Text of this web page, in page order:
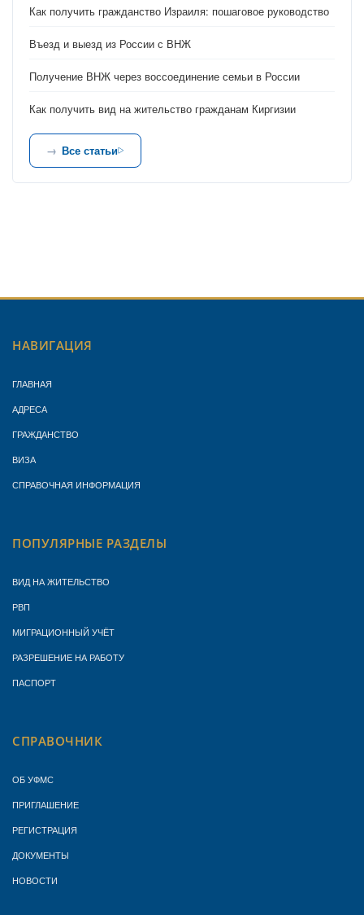
Как получить гражданство Израиля: пошаговое руководство
Въезд и выезд из России с ВНЖ
Получение ВНЖ через воссоединение семьи в России
Как получить вид на жительство гражданам Киргизии
Все статьи
НАВИГАЦИЯ
ГЛАВНАЯ
АДРЕСА
ГРАЖДАНСТВО
ВИЗА
СПРАВОЧНАЯ ИНФОРМАЦИЯ
ПОПУЛЯРНЫЕ РАЗДЕЛЫ
ВИД НА ЖИТЕЛЬСТВО
РВП
МИГРАЦИОННЫЙ УЧЁТ
РАЗРЕШЕНИЕ НА РАБОТУ
ПАСПОРТ
СПРАВОЧНИК
ОБ УФМС
ПРИГЛАШЕНИЕ
РЕГИСТРАЦИЯ
ДОКУМЕНТЫ
НОВОСТИ